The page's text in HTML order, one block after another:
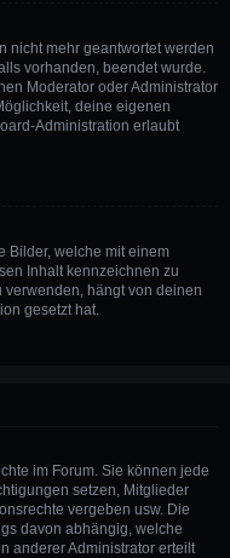
nicht mehr geantwortet werden
vorhanden, beendet wurde.
Moderator oder Administrator
deine eigenen
Administration erlaubt
Bilder, welche mit einem
Inhalt kennzeichnen zu
verwenden, hängt von deinen
gesetzt hat.
im Forum. Sie können jede
setzen, Mitglieder
vergeben usw. Die
davon abhängig, welche
anderer Administrator erteilt